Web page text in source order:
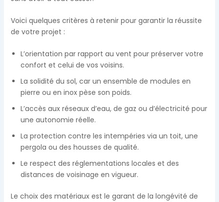
Voici quelques critères à retenir pour garantir la réussite
de votre projet :
L’orientation par rapport au vent pour préserver votre
confort et celui de vos voisins.
La solidité du sol, car un ensemble de modules en
pierre ou en inox pèse son poids.
L’accès aux réseaux d’eau, de gaz ou d’électricité pour
une autonomie réelle.
La protection contre les intempéries via un toit, une
pergola ou des housses de qualité.
Le respect des réglementations locales et des
distances de voisinage en vigueur.
Le choix des matériaux est le garant de la longévité de